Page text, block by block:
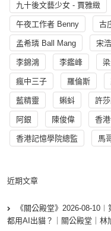
九十後文藝少女 - 賈雅緻
午夜工作者 Benny 古
孟希璘 Ball Mang 宋
李錦鴻 李鑑峰
瘋中三子 羅倫斯
藍精靈 蝌蚪 許莎
阿銀 陳俊偉 香
香港記憶學院總監 馬
近期文章
《關公殿堂》2026-08-
都用AI出貓？｜關公殿堂｜林